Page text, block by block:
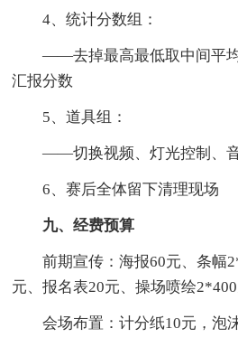
4、统计分数组：
——去掉最高最低取中间平均
汇报分数
5、道具组：
——切换视频、灯光控制、音
6、赛后全体留下清理现场
九、经费预算
前期宣传：海报60元、条幅
元、报名表20元、操场喷绘
会场布置：计分纸10元，泡